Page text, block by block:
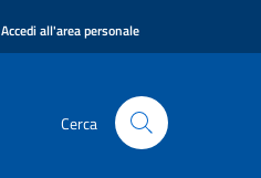
Accedi all'area personale
Cerca